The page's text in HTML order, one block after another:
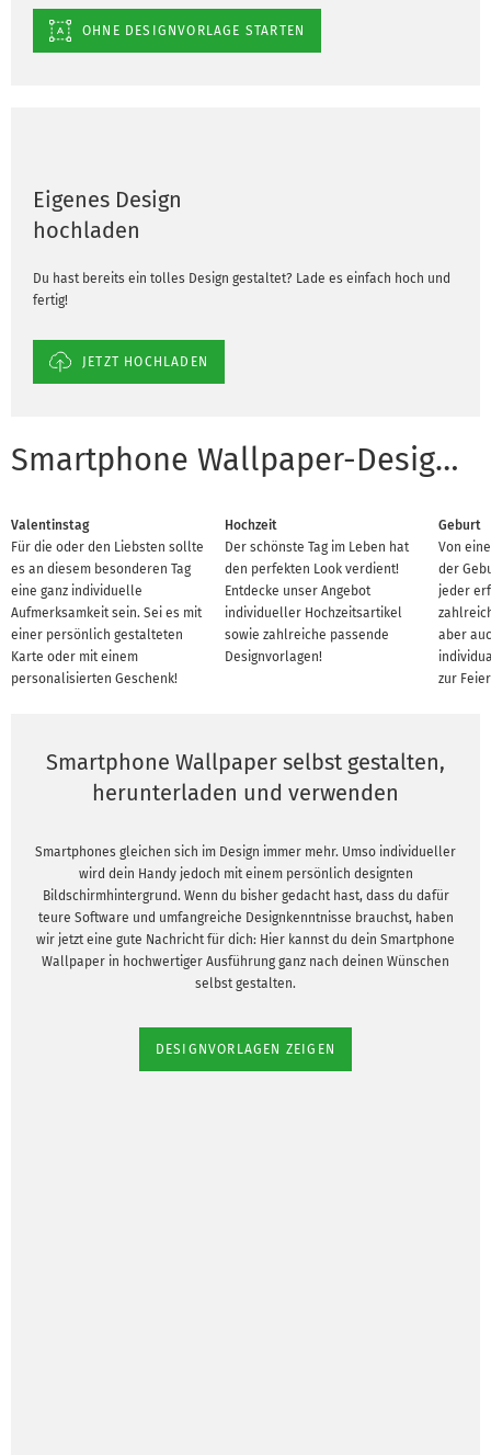
OHNE DESIGNVORLAGE STARTEN
Eigenes Design
hochladen
Du hast bereits ein tolles Design gestaltet? Lade es einfach hoch und
fertig!
JETZT HOCHLADEN
Smartphone Wallpaper-Designvorlagen für Anlässe
Valentinstag
Für die oder den Liebsten sollte
es an diesem besonderen Tag
eine ganz individuelle
Aufmerksamkeit sein. Sei es mit
einer persönlich gestalteten
Karte oder mit einem
personalisierten Geschenk!
Hochzeit
Der schönste Tag im Leben hat
den perfekten Look verdient!
Entdecke unser Angebot
individueller Hochzeitsartikel
sowie zahlreiche passende
Designvorlagen!
Geburt
Von
der
jeder
aber
zur
Smartphone Wallpaper selbst gestalten,
herunterladen und verwenden
Smartphones gleichen sich im Design immer mehr. Umso individueller
wird dein Handy jedoch mit einem persönlich designten
Bildschirmhintergrund. Wenn du bisher gedacht hast, dass du dafür
teure Software und umfangreiche Designkenntnisse brauchst, haben
wir jetzt eine gute Nachricht für dich: Hier kannst du dein Smartphone
Wallpaper in hochwertiger Ausführung ganz nach deinen Wünschen
selbst gestalten.
DESIGNVORLAGEN ZEIGEN